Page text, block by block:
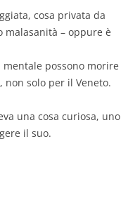
cosa privata da
malasanità – oppure è
possono morire
non solo per il Veneto.
una cosa curiosa, uno
il suo.